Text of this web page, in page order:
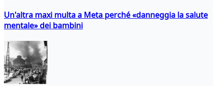
Un'altra maxi multa a Meta perché «danneggia la salute
mentale» dei bambini